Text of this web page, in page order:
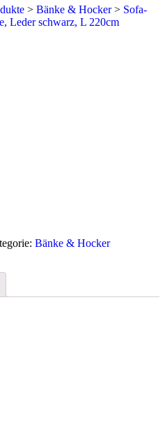
> Bänke & Hocker> Sofa-
Leder schwarz, L 220cm
Bänke & Hocker